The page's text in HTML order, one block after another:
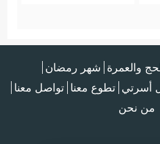
والعمرة شهر رمضان
أسرتي تطوع معنا تواصل معنا
من نحن